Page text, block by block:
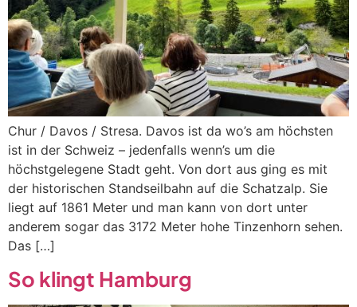
Chur / Davos / Stresa. Davos ist da wo’s am höchsten
ist in der Schweiz – jedenfalls wenn’s um die
höchstgelegene Stadt geht. Von dort aus ging es mit
der historischen Standseilbahn auf die Schatzalp. Sie
liegt auf 1861 Meter und man kann von dort unter
anderem sogar das 3172 Meter hohe Tinzenhorn sehen.
Das […]
So klingt Hamburg